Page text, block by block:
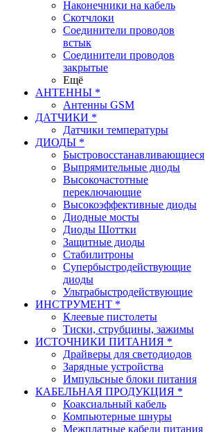
Наконечники на кабель
Скотчлоки
Соединители проводов
встык
Соединители проводов
закрытые
Ещё
АНТЕННЫ *
Антенны GSM
ДАТЧИКИ *
Датчики температуры
ДИОДЫ *
Быстровосстанавливающиеся
Выпрямительные диоды
Высокочастотные
переключающие
Высокоэффективные диоды
Диодные мосты
Диоды Шоттки
Защитные диоды
Стабилитроны
Супербыстродействующие
диоды
Ультрабыстродействующие
ИНСТРУМЕНТ *
Клеевые пистолеты
Тиски, струбцины, зажимы
ИСТОЧНИКИ ПИТАНИЯ *
Драйверы для светодиодов
Зарядные устройства
Импульсные блоки питания
КАБЕЛЬНАЯ ПРОДУКЦИЯ *
Коаксиальный кабель
Компьютерные шнуры
Межплатные кабели питания